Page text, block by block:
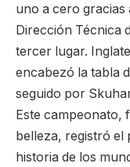
uno a cero gracias
Dirección Técnica
tercer lugar.
encabezó la tabla
seguido por
Este campeonato,
belleza, registró el
historia de los